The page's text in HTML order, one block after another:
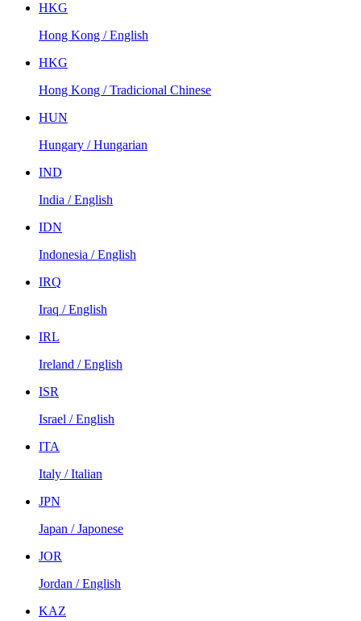
HKG
Hong Kong / English
HKG
Hong Kong / Tradicional Chinese
HUN
Hungary / Hungarian
IND
India / English
IDN
Indonesia / English
IRQ
Iraq / English
IRL
Ireland / English
ISR
Israel / English
ITA
Italy / Italian
JPN
Japan / Japonese
JOR
Jordan / English
KAZ